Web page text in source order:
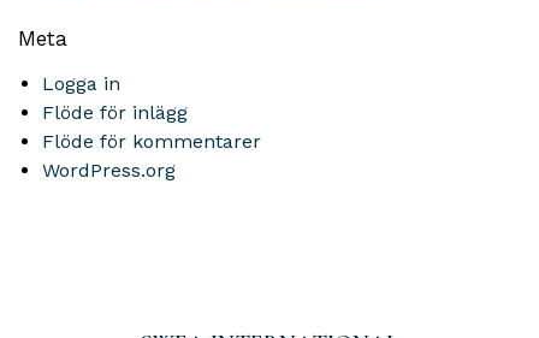
Meta
Logga in
Flöde för inlägg
Flöde för kommentarer
WordPress.org